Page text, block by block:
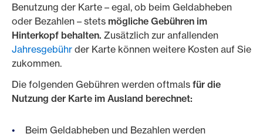
Benutzung der Karte – egal, ob beim Geldabheben
oder Bezahlen – stets mögliche Gebühren im
Hinterkopf behalten. Zusätzlich zur anfallenden
Jahresgebühr der Karte können weitere Kosten auf Sie
zukommen.
Die folgenden Gebühren werden oftmals für die
Nutzung der Karte im Ausland berechnet:
Beim Geldabheben und Bezahlen werden